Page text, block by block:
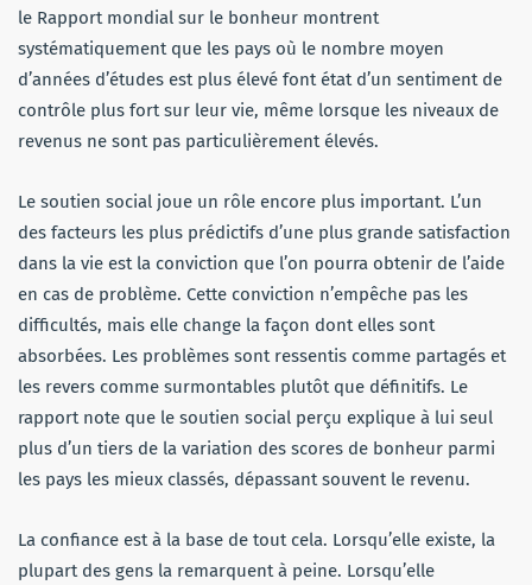
le Rapport mondial sur le bonheur montrent
systématiquement que les pays où le nombre moyen
d’années d’études est plus élevé font état d’un sentiment de
contrôle plus fort sur leur vie, même lorsque les niveaux de
revenus ne sont pas particulièrement élevés.
Le soutien social joue un rôle encore plus important. L’un
des facteurs les plus prédictifs d’une plus grande satisfaction
dans la vie est la conviction que l’on pourra obtenir de l’aide
en cas de problème. Cette conviction n’empêche pas les
difficultés, mais elle change la façon dont elles sont
absorbées. Les problèmes sont ressentis comme partagés et
les revers comme surmontables plutôt que définitifs. Le
rapport note que le soutien social perçu explique à lui seul
plus d’un tiers de la variation des scores de bonheur parmi
les pays les mieux classés, dépassant souvent le revenu.
La confiance est à la base de tout cela. Lorsqu’elle existe, la
plupart des gens la remarquent à peine. Lorsqu’elle